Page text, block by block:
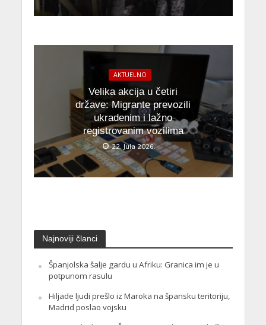
AKTUELNO
Velika akcija u četiri
države: Migrante prevozili
ukradenim i lažno
registrovanim vozilima
22. Jula 2026.
Najnoviji članci
Španjolska šalje gardu u Afriku: Granica im je u
potpunom rasulu
Hiljade ljudi prešlo iz Maroka na špansku teritoriju,
Madrid poslao vojsku